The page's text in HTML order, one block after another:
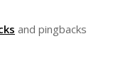
and pingbacks